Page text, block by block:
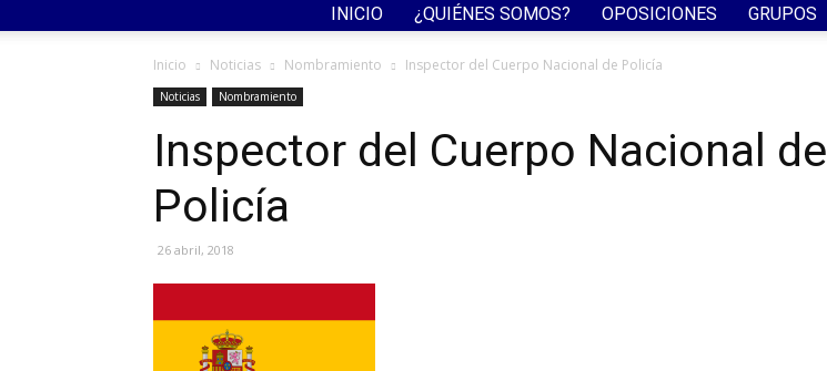
INICIO ¿QUIÉNES SOMOS? OPOSICIONES GRUPOS
Inicio Noticias Nombramiento Inspector del Cuerpo Nacional de Policía
Noticias Nombramiento
Inspector del Cuerpo Nacional de
Policía
26 abril, 2018